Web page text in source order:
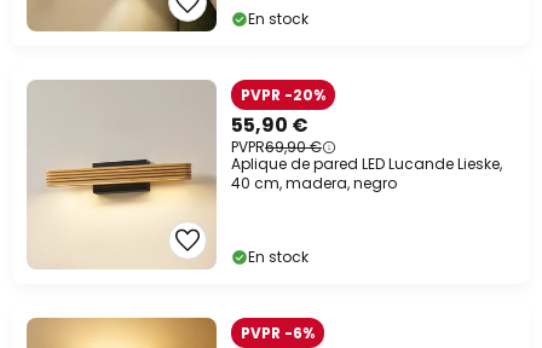
En stock
55,90 €
PVPR69,90 €
PVPR -20%
Aplique de pared LED Lucande Lieske,
40 cm, madera, negro
En stock
PVPR -6%